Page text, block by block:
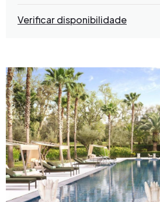
Verificar disponibilidade